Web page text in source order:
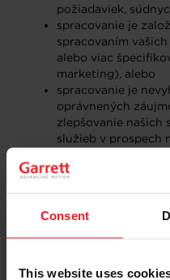
Consent
This website uses
požiadaviek,
spracovanie je
spracovaním
alebo viac
marketing), alebo
spracovanie je
oprávnených
zlepšovanie našich
služieb v prospech
V súlade s platnými